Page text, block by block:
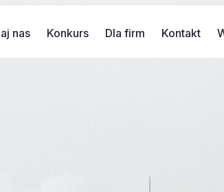
nas Konkurs Dla firm Kontakt
w historycznym centrum
centrum miasta daje poczucie
będzie to […]